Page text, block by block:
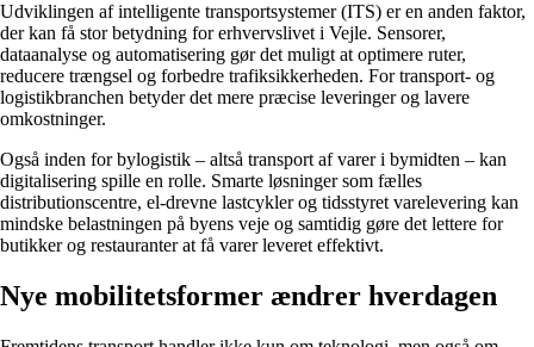
Udviklingen af intelligente transportsystemer (ITS) er en anden faktor,
der kan få stor betydning for erhvervslivet i Vejle. Sensorer,
dataanalyse og automatisering gør det muligt at optimere ruter,
reducere trængsel og forbedre trafiksikkerheden. For transport- og
logistikbranchen betyder det mere præcise leveringer og lavere
omkostninger.
Også inden for bylogistik – altså transport af varer i bymidten – kan
digitalisering spille en rolle. Smarte løsninger som fælles
distributionscentre, el-drevne lastcykler og tidsstyret varelevering kan
mindske belastningen på byens veje og samtidig gøre det lettere for
butikker og restauranter at få varer leveret effektivt.
Nye mobilitetsformer ændrer hverdagen